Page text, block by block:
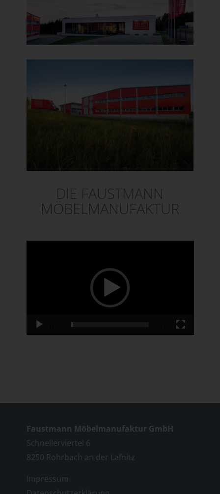
DIE FAUSTMANN
MÖBELMANUFAKTUR
Faustmann Möbelmanufaktur GmbH
Schnellerviertel 6
8250 Rohrbach an der Lafnitz
Impressum